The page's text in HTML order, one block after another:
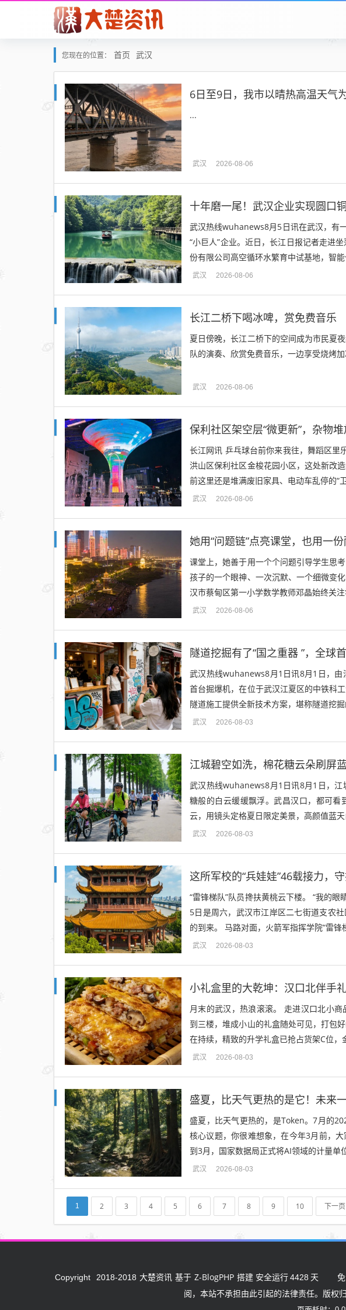
您现在的位置： 首页 武汉
6日至9日，我市以晴热高温天气
...
武汉 2026-08-06
十年磨一尾！武汉企业实现圆口
武汉热线wuhanews8月5日讯在武汉，有
“小巨人”企业。近日，长江日报记者走进
份有限公司高空循环水繁育中试基地，智
武汉 2026-08-06
长江二桥下喝冰啤，赏免费音乐
夏日傍晚，长江二桥下的空间成为市民夏
队的演奏、欣赏免费音乐，一边享受烧烤
武汉 2026-08-06
保利社区架空层“微更新”，杂物
长江网讯 乒乓球台前你来我往，舞蹈区
洪山区保利社区金梭花园小区，这处新改
前这里还是堆满废旧家具、电动车乱停的“
武汉 2026-08-06
她用“问题链”点亮课堂，也用一
课堂上，她善于用一个个问题引导学生思
孩子的一个眼神、一次沉默、一个细微变
汉市蔡甸区第一小学数学教师邓晶始终关
武汉 2026-08-06
隧道挖掘有了“国之重器 ”，全球
武汉热线wuhanews8月1日讯8月1日，
首台掘爆机，在位于武汉江夏区的中铁科
隧道施工提供全新技术方案，堪称隧道挖
武汉 2026-08-03
江城碧空如洗，棉花糖云朵刷屏
武汉热线wuhanews8月1日讯8月1日，
糖般的白云缓缓飘浮。武昌汉口，都可
云，用镜头定格夏日限定美景，高颜值蓝
武汉 2026-08-03
这所军校的“兵娃娃”46载接力，
“雷锋梯队”队员搀扶黄桃云下楼。 “我的
5日是周六，武汉市江岸区二七街道支农
的到来。 马路对面，火箭军指挥学院“雷锋
武汉 2026-08-03
小礼盒里的大乾坤：汉口北伴手
月末的武汉，热浪滚滚。 走进汉口北小
到三楼，堆成小山的礼盒随处可见，打包
在持续，精致的升学礼盒已抢占货架C位
武汉 2026-08-03
盛夏，比天气更热的是它！未来
盛夏，比天气更热的，是Token。7月的
核心议题，你很难想象，在今年3月前，
到3月，国家数据局正式将AI领域的计量单
武汉 2026-08-03
1 2 3 4 5 6 7 8 9 10 下一页
Copyright 2018-2018 大楚资讯 基于 Z-BlogPHP 搭建 安全运行4428 天
免责
阅，本站不承担由此引起的法律责任。版权